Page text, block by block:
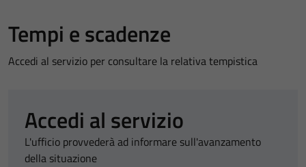
Tempi e scadenze
Accedi al servizio per consultare la relativa tempistica
Accedi al servizio
L'ufficio provvederà ad informare sull'avanzamento
della situazione